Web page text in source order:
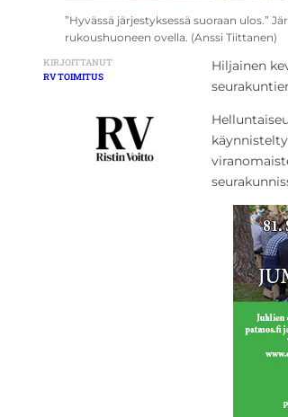
”Hyvässä järjestyksessä suoraan ulos.”
rukoushuoneen ovella. (Anssi Tiittanen)
KIRJOITTANUT
RV TOIMITUS
Hiljainen